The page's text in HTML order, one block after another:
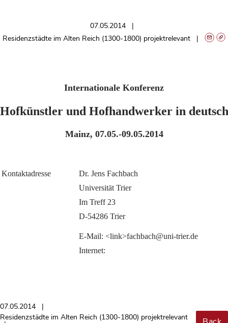
07.05.2014
Residenzstädte im Alten Reich (1300-1800) projektrelevant
Internationale Konferenz
Hofkünstler und Hofhandwerker in
Mainz, 07.05.-09.05.2014
Kontaktadresse
Dr. Jens Fachbach
Universität Trier
Im Treff 23
D-54286 Trier
E-Mail: <link>fachbach@uni-trier.de
Internet:
07.05.2014
Residenzstädte im Alten Reich (1300-1800) projektrelevant